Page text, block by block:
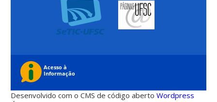
Desenvolvido com o CMS de código abertoWordpress